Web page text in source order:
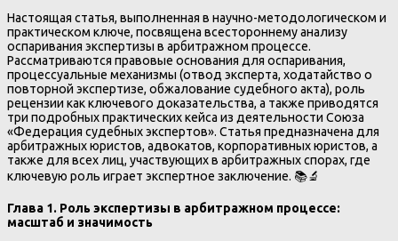
Настоящая статья, выполненная в научно-методологическом и
практическом ключе, посвящена всестороннему анализу
оспаривания экспертизы в арбитражном процессе.
Рассматриваются правовые основания для оспаривания,
процессуальные механизмы (отвод эксперта, ходатайство о
повторной экспертизе, обжалование судебного акта), роль
рецензии как ключевого доказательства, а также приводятся
три подробных практических кейса из деятельности Союза
«Федерация судебных экспертов». Статья предназначена для
арбитражных юристов, адвокатов, корпоративных юристов, а
также для всех лиц, участвующих в арбитражных спорах, где
ключевую роль играет экспертное заключение. 📚🔬
Глава 1. Роль экспертизы в арбитражном процессе:
масштаб и значимость